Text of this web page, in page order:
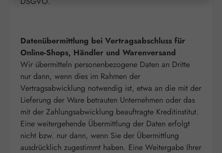
Datenübermittlung bei Vertragsabschluss für
Online-Shops, Händler und Warenversand
Wir übermitteln personenbezogene Daten an Dritte
nur dann, wenn dies im Rahmen der
Vertragsabwicklung notwendig ist, etwa an die mit der
Lieferung der Ware betrauten Unternehmen oder das
mit der Zahlungsabwicklung beauftragte Kreditinstitut.
Eine weitergehende Übermittlung der Daten erfolgt
nicht bzw. nur dann, wenn Sie der Übermittlung
ausdrücklich zugestimmt haben. Eine Weitergabe Ihrer